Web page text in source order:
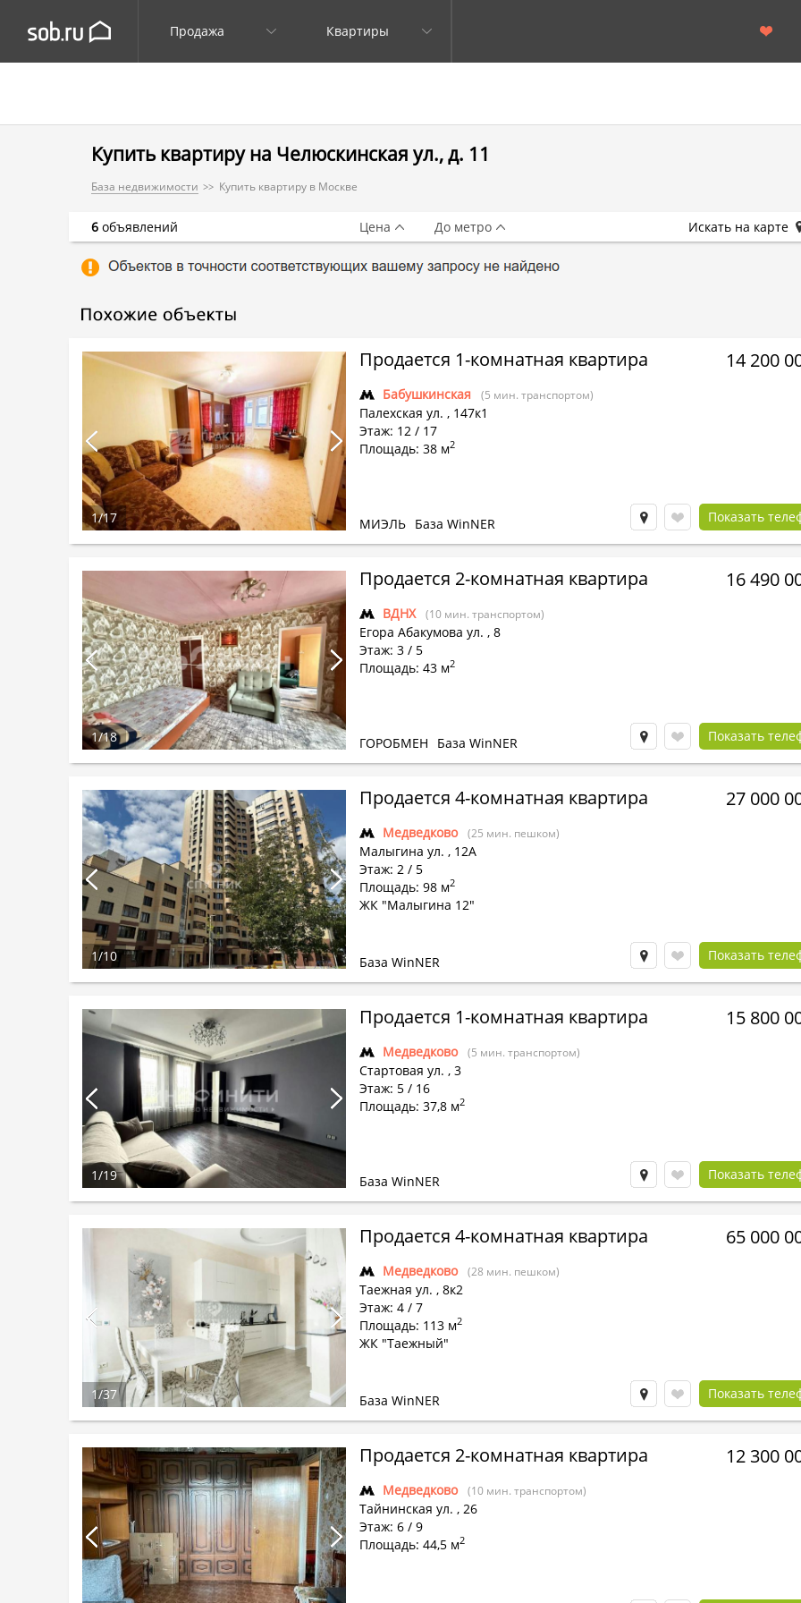
Продажа Квартиры
Купить квартиру на Челюскинская ул., д. 11
База недвижимости Купить квартиру в Москве
Продается 1-комнатная квартира
Бабушкинская (5 мин. транспортом)
Палехская ул. , 147к1
Этаж: 12 / 17
Площадь: 38 м2
14 200
МИЭЛЬ База WinNER Показать
1/17
Продается 2-комнатная квартира
ВДНХ (10 мин. транспортом)
Егора Абакумова ул. , 8
Этаж: 3 / 5
Площадь: 43 м2
16 490
ГОРОБМЕН База WinNER Показать
1/18
Продается 4-комнатная квартира
Медведково (25 мин. пешком)
Малыгина ул. , 12А
Этаж: 2 / 5
Площадь: 98 м2
ЖК "Малыгина 12"
27 000
База WinNER Показать
1/10
Продается 1-комнатная квартира
Медведково (5 мин. транспортом)
Стартовая ул. , 3
Этаж: 5 / 16
Площадь: 37,8 м2
15 800
База WinNER Показать
1/19
Продается 4-комнатная квартира
Медведково (28 мин. пешком)
Таежная ул. , 8к2
Этаж: 4 / 7
Площадь: 113 м2
ЖК "Таежный"
65 000
База WinNER Показать
1/37
Продается 2-комнатная квартира
Медведково (10 мин. транспортом)
Тайнинская ул. , 26
Этаж: 6 / 9
Площадь: 44,5 м2
12 300
6 объявлений Цена До метро Искать на карте